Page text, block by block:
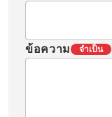
ข้อความ จำเป็น